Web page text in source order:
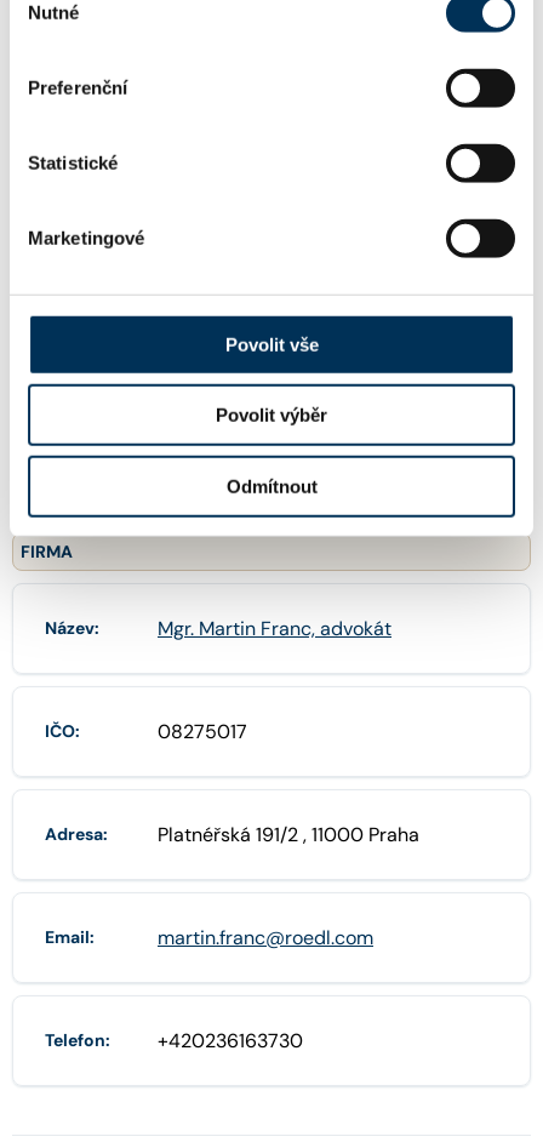
souhlasu
Nutné
Preferenční
Statistické
Marketingové
Povolit vše
Povolit výběr
Odmítnout
KONTAKT
Email:
+420236163730
Fax: +420236163799
FIRMA
Název: Mgr. Martin Franc, advokát
IČO: 08275017
Adresa: Platnéřská 191/2 , 11000 Praha
Email: martin.franc@roedl.com
Telefon: +420236163730